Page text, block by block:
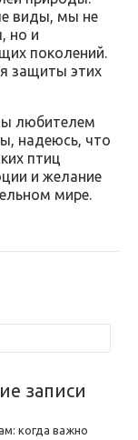
виды, мы не
но и
поколений.
защиты этих
любителем
надеюсь, что
птиц
и желание
мире.
записи
когда важно